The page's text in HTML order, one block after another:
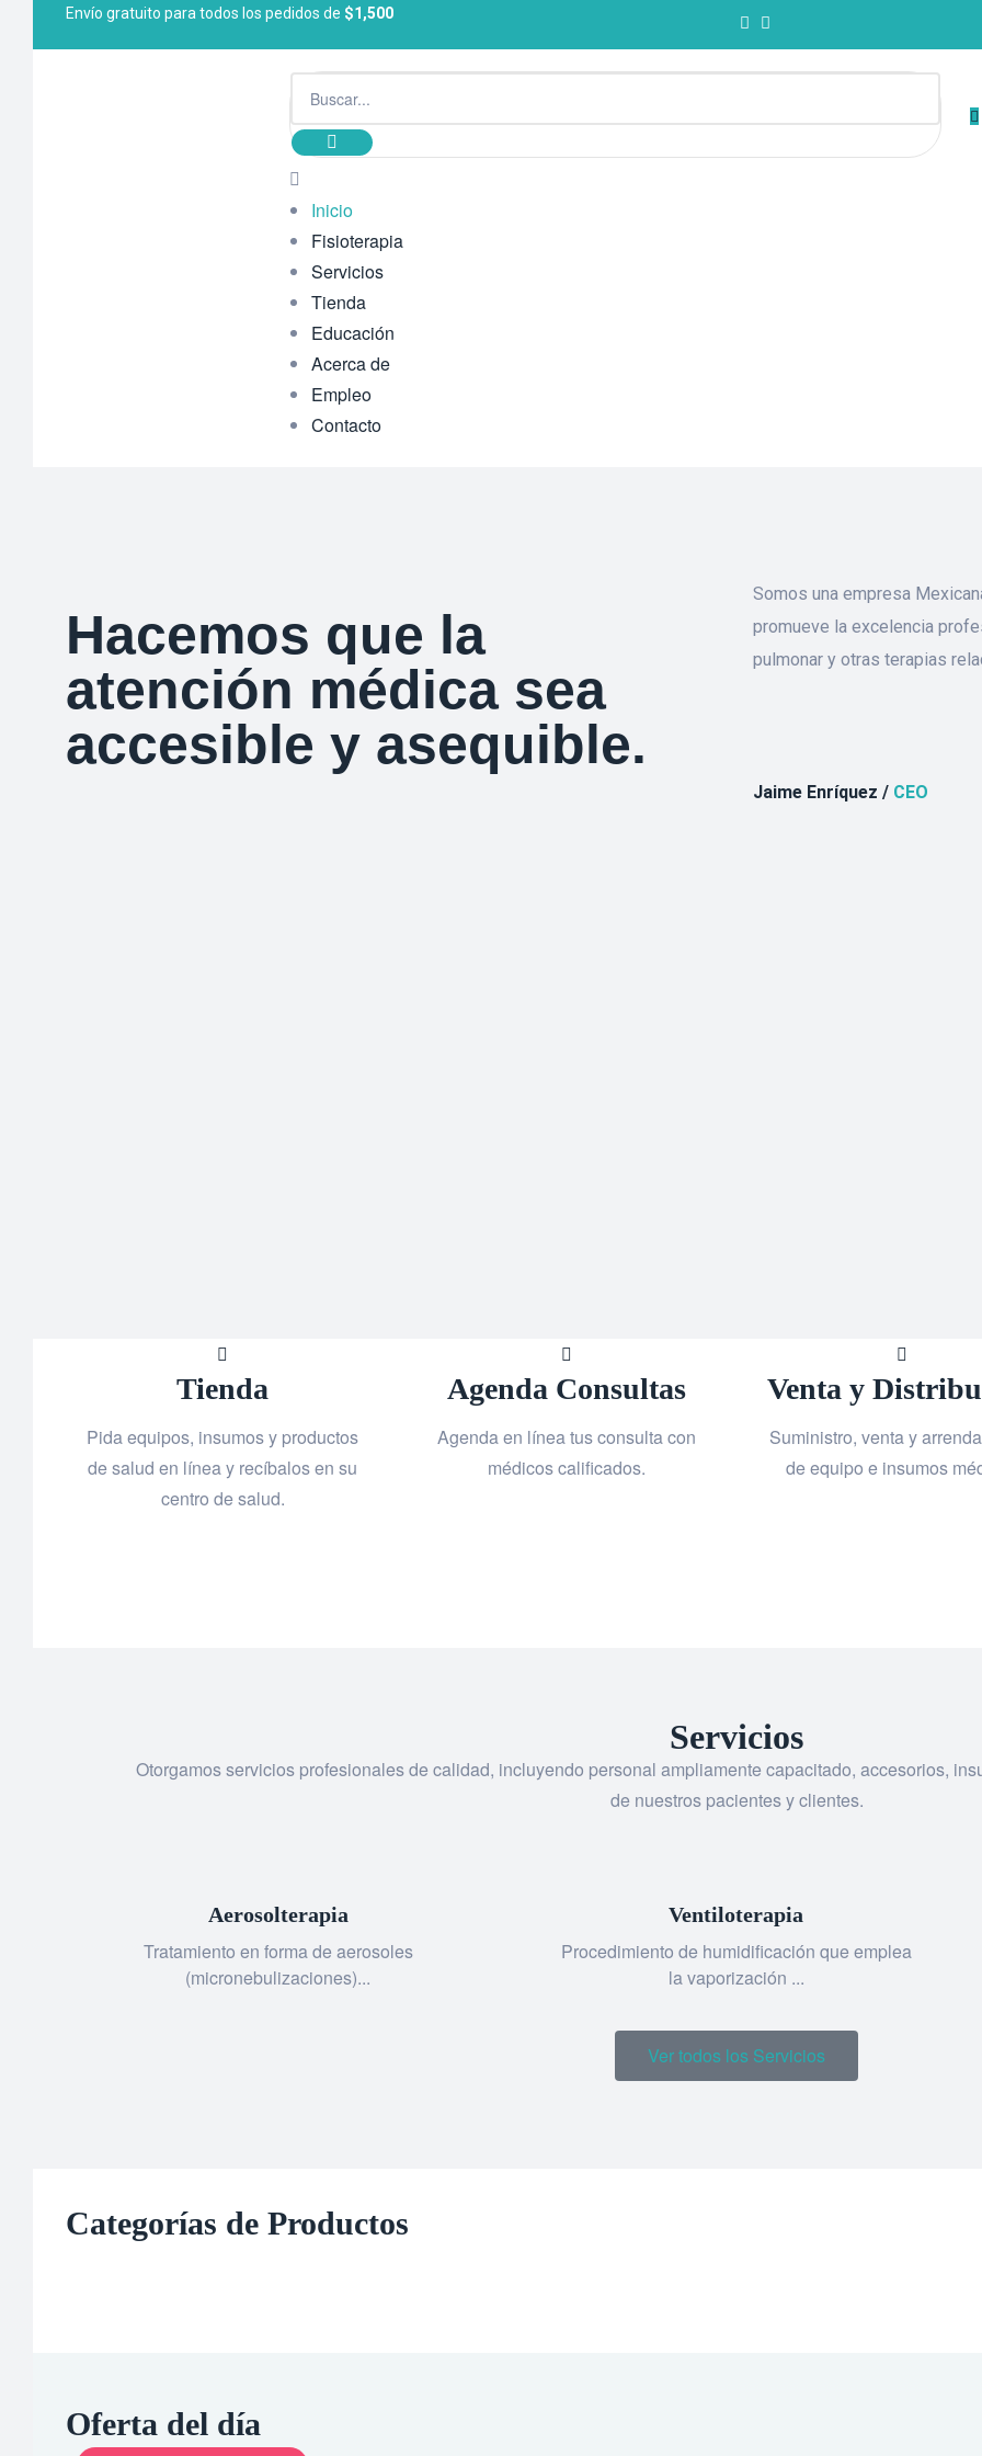
Envío gratuito para todos los pedidos de $1,500
Inicio
Fisioterapia
Servicios
Tienda
Educación
Acerca de
Empleo
Contacto
Hacemos que la
atención médica sea
accesible y asequible.
Somos una empresa
promueve la excelencia
pulmonar y otras terapias
Jaime Enríquez / CEO
Tienda
Pida equipos, insumos y productos
de salud en línea y recíbalos en su
centro de salud.
Agenda Consultas
Agenda en línea tus consulta con
médicos calificados.
Venta y
Suministro, venta y
de equipo e insumos
Servicios
Otorgamos servicios profesionales de calidad, incluyendo personal ampliamente capacitado, accesorios,
de nuestros pacientes y clientes.
Aerosolterapia
Tratamiento en forma de aerosoles
(micronebulizaciones)...
Ventiloterapia
Procedimiento de humidificación que emplea
la vaporización ...
Ver todos los Servicios
Categorías de Productos
Oferta del día